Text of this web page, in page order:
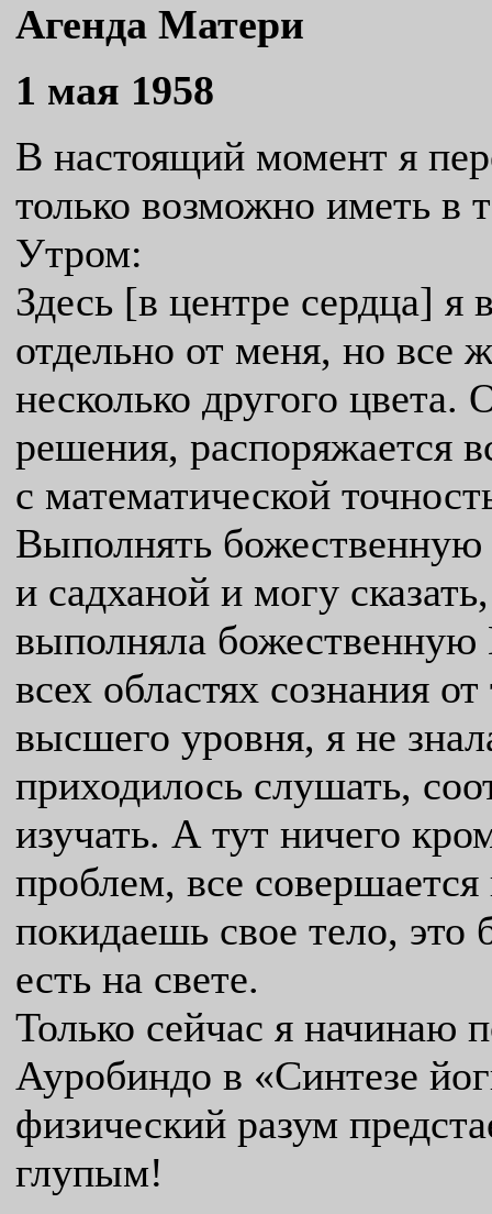
Агенда Матери
1 мая 1958
В настоящий момент я
только возможно иметь в
Утром:
Здесь [в центре сердца]
отдельно от меня, но все
несколько другого цвета.
решения, распоряжается
с математической
Выполнять
и садханой и могу
выполняла
всех областях сознания
высшего уровня, я не
приходилось слушать,
изучать. А тут ничего
проблем, все
покидаешь свое тело,
есть на свете.
Только сейчас я
Ауробиндо в «Синтезе
физический разум
глупым!